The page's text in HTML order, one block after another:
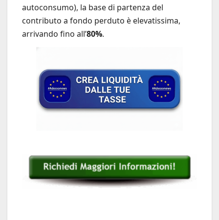
autoconsumo), la base di partenza del
contributo a fondo perduto è elevatissima,
arrivando fino all’80%.